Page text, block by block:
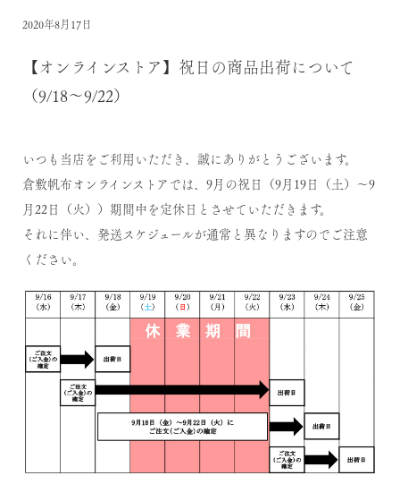
2020年8月17日
【オンラインストア】祝日の商品出荷について
（9/18～9/22）
いつも当店をご利用いただき、誠にありがとうございます。
倉敷帆布オンラインストアでは、9月の祝日（9月19日（土）～9
月22日（火））期間中を定休日とさせていただきます。
それに伴い、発送スケジュールが通常と異なりますのでご注意
ください。